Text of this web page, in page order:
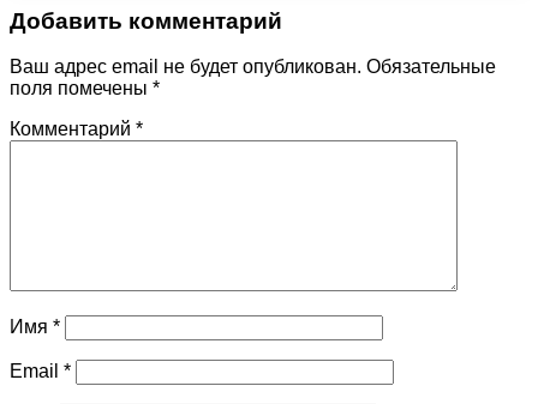
Добавить комментарий
Ваш адрес email не будет опубликован. Обязательные
поля помечены *
Комментарий *
Имя *
Email *